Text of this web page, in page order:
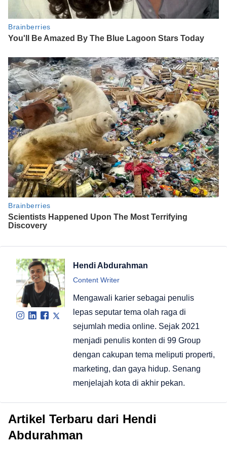
Hendi Abdurahman
Content Writer
Mengawali karier sebagai penulis
lepas seputar tema olah raga di
sejumlah media online. Sejak 2021
menjadi penulis konten di 99 Group
dengan cakupan tema meliputi properti,
marketing, dan gaya hidup. Senang
menjelajah kota di akhir pekan.
Artikel Terbaru dari Hendi
Abdurahman